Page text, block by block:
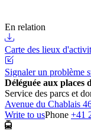
En relation
Carte des lieux
Signaler un problème
Déléguée aux places
Service des parcs et
Avenue du Chablais
Write to usPhone +41